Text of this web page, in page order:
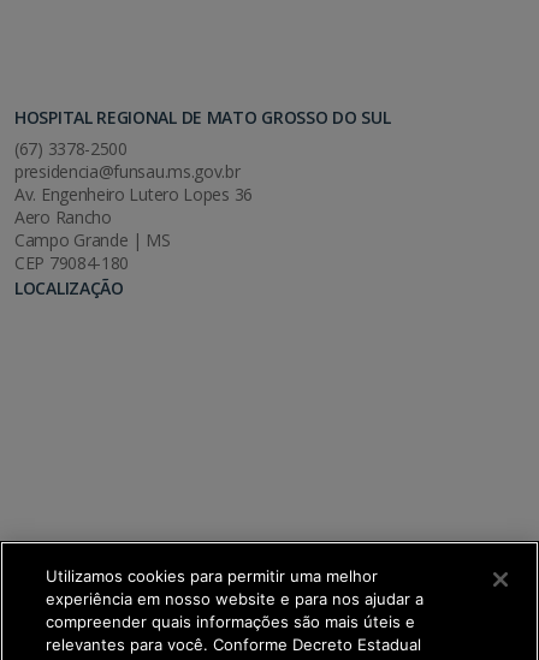
HOSPITAL REGIONAL DE MATO GROSSO DO SUL
(67) 3378-2500
presidencia@funsau.ms.gov.br
Av. Engenheiro Lutero Lopes 36
Aero Rancho
Campo Grande | MS
CEP 79084-180
LOCALIZAÇÃO
Utilizamos cookies para permitir uma melhor
experiência em nosso website e para nos ajudar a
compreender quais informações são mais úteis e
relevantes para você. Conforme Decreto Estadual